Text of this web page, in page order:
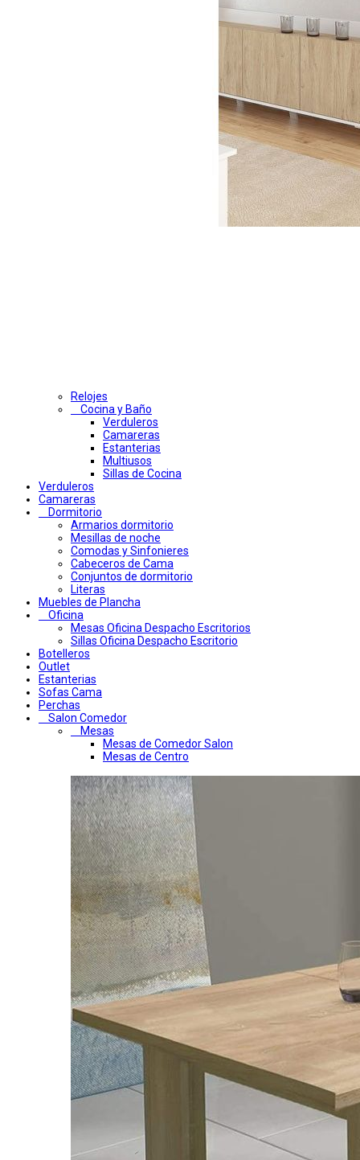
Relojes
Cocina y Baño
Verduleros
Camareras
Estanterias
Multiusos
Sillas de Cocina
Verduleros
Camareras
Dormitorio
Armarios dormitorio
Mesillas de noche
Comodas y Sinfonieres
Cabeceros de Cama
Conjuntos de dormitorio
Literas
Muebles de Plancha
Oficina
Mesas Oficina Despacho Escritorios
Sillas Oficina Despacho Escritorio
Botelleros
Outlet
Estanterias
Sofas Cama
Perchas
Salon Comedor
Mesas
Mesas de Comedor Salon
Mesas de Centro